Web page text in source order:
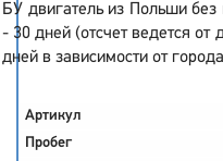
БУ двигатель из Польши
- 30 дней (отсчет ведется от
дней в зависимости от
Артикул
Пробег